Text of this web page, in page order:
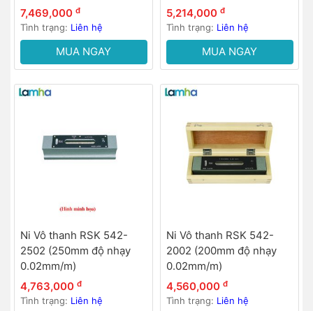
7,469,000 đ
Tình trạng: Liên hệ
MUA NGAY
5,214,000 đ
Tình trạng: Liên hệ
MUA NGAY
Ni Vô thanh RSK 542-
2502 (250mm độ nhạy
0.02mm/m)
4,763,000 đ
Tình trạng: Liên hệ
Ni Vô thanh RSK 542-
2002 (200mm độ nhạy
0.02mm/m)
4,560,000 đ
Tình trạng: Liên hệ